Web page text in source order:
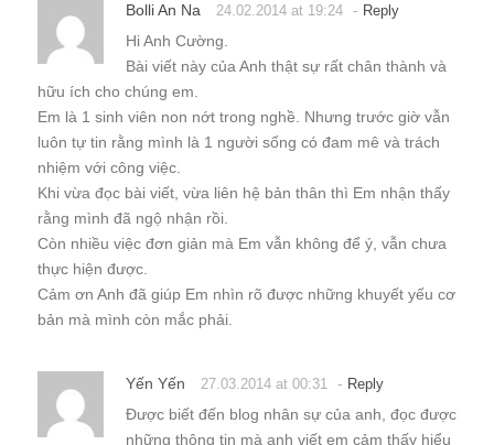
Bolli An Na 24.02.2014 at 19:24 - Reply
Hi Anh Cường.
Bài viết này của Anh thật sự rất chân thành và
hữu ích cho chúng em.
Em là 1 sinh viên non nớt trong nghề. Nhưng trước giờ vẫn
luôn tự tin rằng mình là 1 người sống có đam mê và trách
nhiệm với công việc.
Khi vừa đọc bài viết, vừa liên hệ bản thân thì Em nhận thấy
rằng mình đã ngộ nhận rồi.
Còn nhiều việc đơn giản mà Em vẫn không để ý, vẫn chưa
thực hiện được.
Cảm ơn Anh đã giúp Em nhìn rõ được những khuyết yếu cơ
bản mà mình còn mắc phải.
Yến Yến 27.03.2014 at 00:31 - Reply
Được biết đến blog nhân sự của anh, đọc được
những thông tin mà anh viết em cảm thấy hiểu